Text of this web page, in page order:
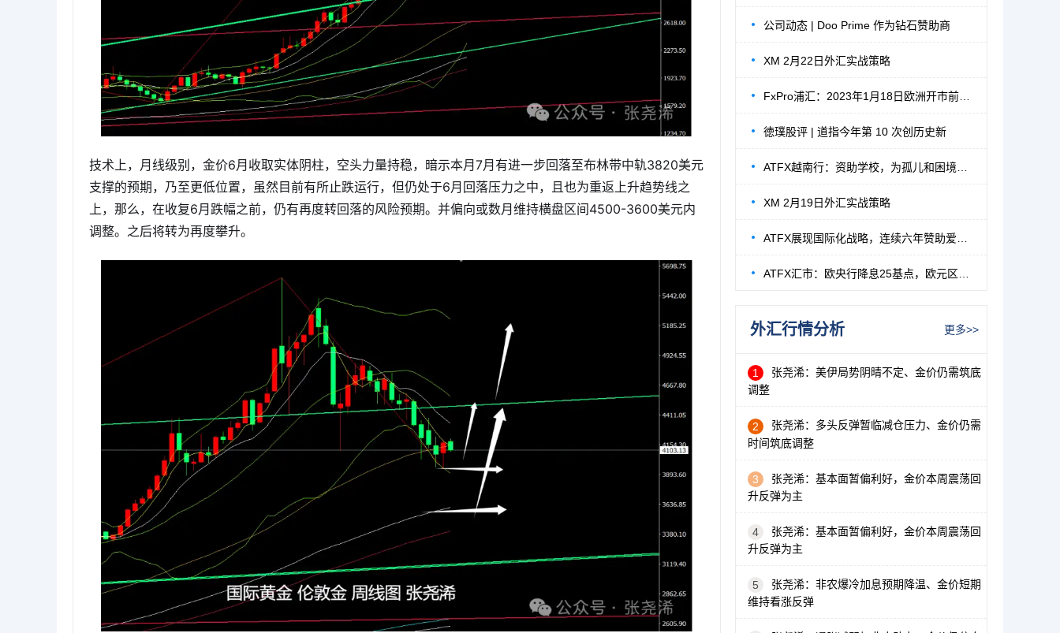
技术上，月线级别，金价6月收取实体阴柱，空头力量持稳，暗示本月7月有进一步回落至布林带中轨3820美元
支撑的预期，乃至更低位置，虽然目前有所止跌运行，但仍处于6月回落压力之中，且也为重返上升趋势线之
上，那么，在收复6月跌幅之前，仍有再度转回落的风险预期。并偏向或数月维持横盘区间4500-3600美元内
调整。之后将转为再度攀升。
公司动态 | Doo Prime 作为钻石赞助商
XM 2月22日外汇实战策略
徳璞股评 | 道指今年第 10 次创历史新
XM 2月19日外汇实战策略
外汇行情分析 更多>>
1
张尧浠：美伊局势阴晴不定、金价仍需筑底
调整
2
张尧浠：多头反弹暂临减仓压力、金价仍需
时间筑底调整
3
张尧浠：基本面暂偏利好，金价本周震荡回
升反弹为主
4
张尧浠：基本面暂偏利好，金价本周震荡回
升反弹为主
5
张尧浠：非农爆冷加息预期降温、金价短期
维持看涨反弹